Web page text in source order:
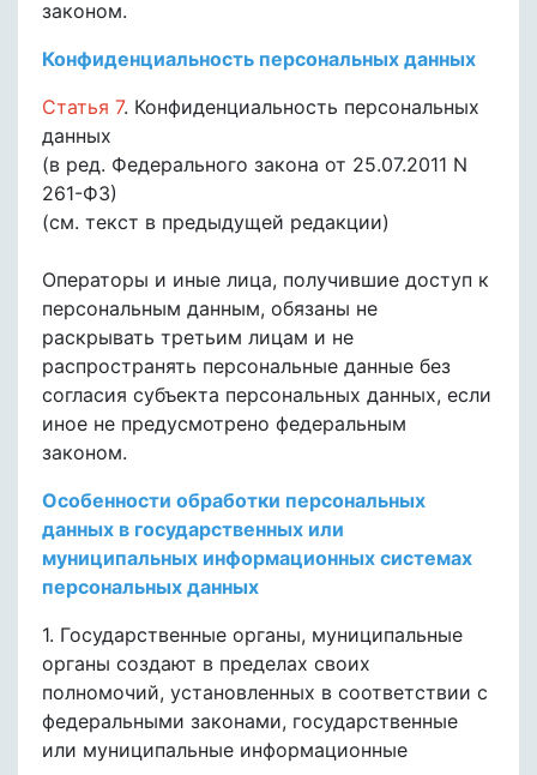
законом.
Конфиденциальность персональных данных
Статья 7. Конфиденциальность персональных
данных
(в ред. Федерального закона от 25.07.2011 N
261-ФЗ)
(см. текст в предыдущей редакции)
Операторы и иные лица, получившие доступ к
персональным данным, обязаны не
раскрывать третьим лицам и не
распространять персональные данные без
согласия субъекта персональных данных, если
иное не предусмотрено федеральным
законом.
Особенности обработки персональных
данных в государственных или
муниципальных информационных системах
персональных данных
1. Государственные органы, муниципальные
органы создают в пределах своих
полномочий, установленных в соответствии с
федеральными законами, государственные
или муниципальные информационные